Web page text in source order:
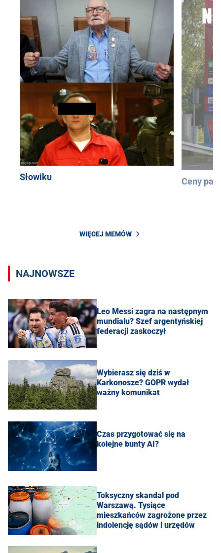
Słowiku Ceny
WIĘCEJ MEMÓW
NAJNOWSZE
Leo Messi zagra na następnym
mundialu? Szef argentyńskiej
federacji zaskoczył
Wybierasz się dziś w
Karkonosze? GOPR wydał
ważny komunikat
Czas przygotować się na
kolejne bunty AI?
Toksyczny skandal pod
Warszawą. Tysiące
mieszkańców zagrożone przez
indolencję sądów i urzędów